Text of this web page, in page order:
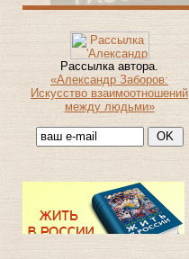
Рассылка автора.
«Александр Заборов:
Искусство взаимоотношений
между людьми»